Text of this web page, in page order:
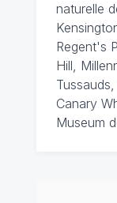
naturelle
Regent's
Hill,
Canary
Museum